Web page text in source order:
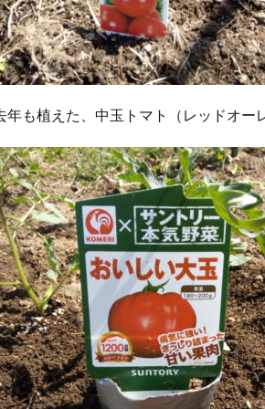
年も植えた、中玉トマト（レッドオー